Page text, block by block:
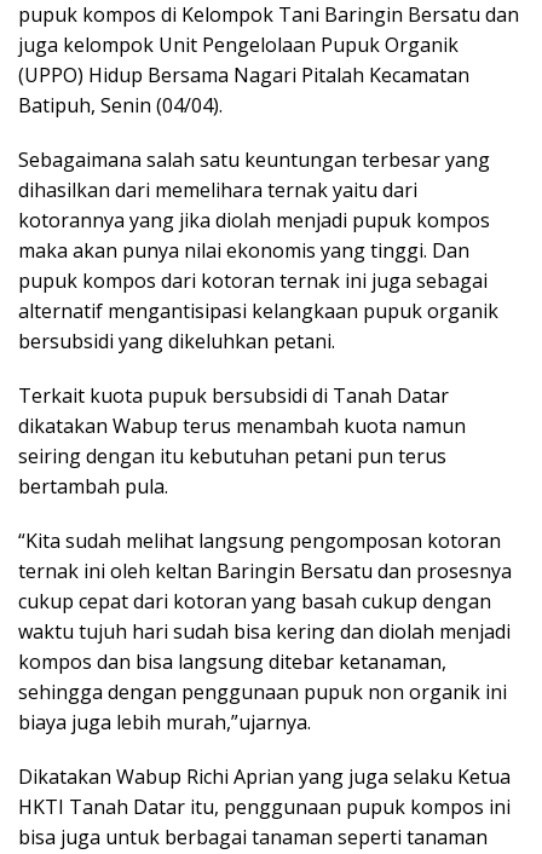
pupuk kompos di Kelompok Tani Baringin Bersatu dan
juga kelompok Unit Pengelolaan Pupuk Organik
(UPPO) Hidup Bersama Nagari Pitalah Kecamatan
Batipuh, Senin (04/04).
Sebagaimana salah satu keuntungan terbesar yang
dihasilkan dari memelihara ternak yaitu dari
kotorannya yang jika diolah menjadi pupuk kompos
maka akan punya nilai ekonomis yang tinggi. Dan
pupuk kompos dari kotoran ternak ini juga sebagai
alternatif mengantisipasi kelangkaan pupuk organik
bersubsidi yang dikeluhkan petani.
Terkait kuota pupuk bersubsidi di Tanah Datar
dikatakan Wabup terus menambah kuota namun
seiring dengan itu kebutuhan petani pun terus
bertambah pula.
“Kita sudah melihat langsung pengomposan kotoran
ternak ini oleh keltan Baringin Bersatu dan prosesnya
cukup cepat dari kotoran yang basah cukup dengan
waktu tujuh hari sudah bisa kering dan diolah menjadi
kompos dan bisa langsung ditebar ketanaman,
sehingga dengan penggunaan pupuk non organik ini
biaya juga lebih murah,”ujarnya.
Dikatakan Wabup Richi Aprian yang juga selaku Ketua
HKTI Tanah Datar itu, penggunaan pupuk kompos ini
bisa juga untuk berbagai tanaman seperti tanaman